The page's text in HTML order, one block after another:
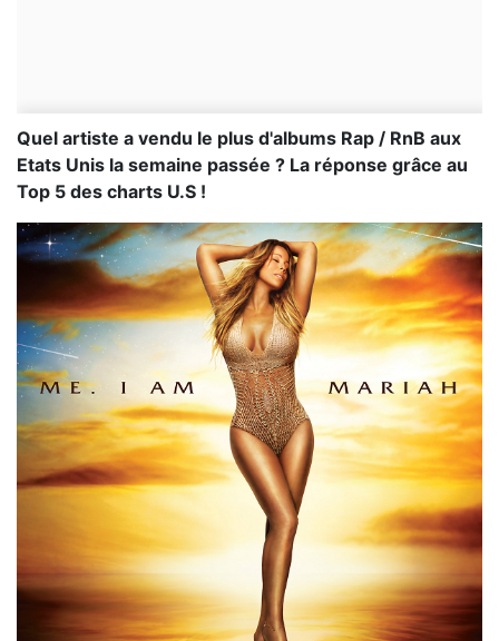
Quel artiste a vendu le plus d'albums Rap / RnB aux
Etats Unis la semaine passée ? La réponse grâce au
Top 5 des charts U.S !